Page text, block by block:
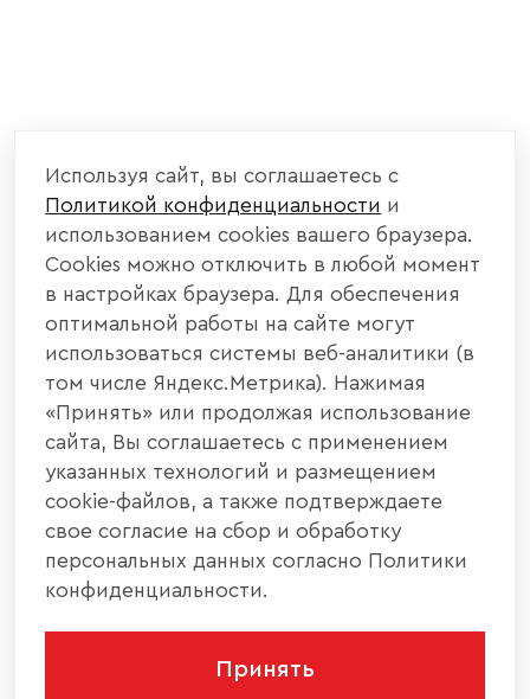
Используя сайт, вы соглашаетесь с
Политикой конфиденциальности и
использованием cookies вашего браузера.
Cookies можно отключить в любой момент
в настройках браузера. Для обеспечения
оптимальной работы на сайте могут
использоваться системы веб-аналитики (в
том числе Яндекс.Метрика). Нажимая
«Принять» или продолжая использование
сайта, Вы соглашаетесь с применением
указанных технологий и размещением
cookie-файлов, а также подтверждаете
свое согласие на сбор и обработку
персональных данных согласно Политики
конфиденциальности.
Принять